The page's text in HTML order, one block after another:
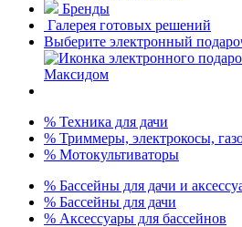
Бренды
Галерея готовых решений
Выберите электронный
% Техника для дачи
% Триммеры, электрокосы,
% Мотокультиваторы
% Бассейны для дачи и
% Бассейны для дачи
% Аксессуары для бассейнов